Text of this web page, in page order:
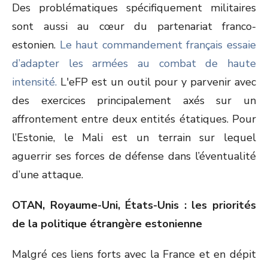
Des problématiques spécifiquement militaires
sont aussi au cœur du partenariat franco-
estonien. Le haut commandement français essaie
d’adapter les armées au combat de haute
intensité. L'eFP est un outil pour y parvenir avec
des exercices principalement axés sur un
affrontement entre deux entités étatiques. Pour
l’Estonie, le Mali est un terrain sur lequel
aguerrir ses forces de défense dans l’éventualité
d’une attaque.
OTAN, Royaume-Uni, États-Unis : les priorités
de la politique étrangère estonienne
Malgré ces liens forts avec la France et en dépit